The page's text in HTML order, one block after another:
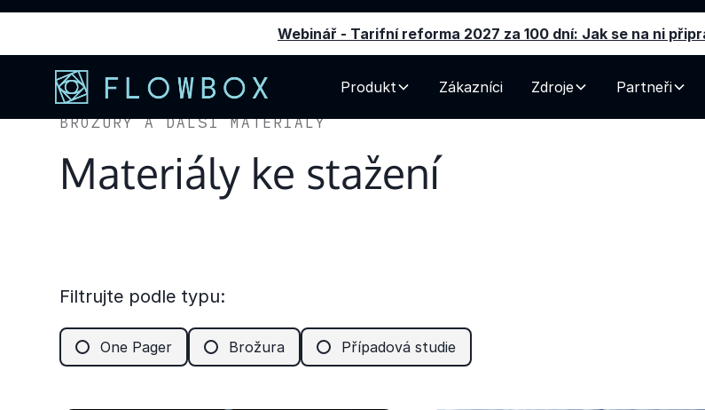
Webinář - Tarifní reforma 2027 za 100 dní: Jak se na ni
Produkt Zákazníci Zdroje Partneři
Ke stažení
Kde se můžeme potkat. Podívejte se na nejbližší akce a registrujte
BROŽURY A DALŠÍ MATERIÁLY
Materiály ke stažení
Filtrujte podle typu:
One Pager Brožura Případová studie